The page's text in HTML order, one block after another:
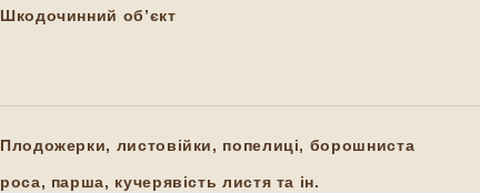
Шкодочинний об’єкт
Плодожерки, листовійки, попелиці, борошниста
роса, парша, кучерявість листя та ін.